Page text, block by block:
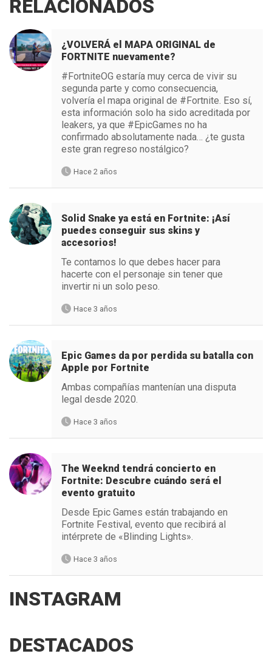
RELACIONADOS
¿VOLVERÁ el MAPA ORIGINAL de
FORTNITE nuevamente?
#FortniteOG estaría muy cerca de vivir su
segunda parte y como consecuencia,
volvería el mapa original de #Fortnite. Eso sí,
esta información solo ha sido acreditada por
leakers, ya que #EpicGames no ha
confirmado absolutamente nada… ¿te gusta
este gran regreso nostálgico?
Hace 2 años
Solid Snake ya está en Fortnite: ¡Así
puedes conseguir sus skins y
accesorios!
Te contamos lo que debes hacer para
hacerte con el personaje sin tener que
invertir ni un solo peso.
Hace 3 años
Epic Games da por perdida su batalla con
Apple por Fortnite
Ambas compañías mantenían una disputa
legal desde 2020.
Hace 3 años
The Weeknd tendrá concierto en
Fortnite: Descubre cuándo será el
evento gratuito
Desde Epic Games están trabajando en
Fortnite Festival, evento que recibirá al
intérprete de «Blinding Lights».
Hace 3 años
INSTAGRAM
DESTACADOS